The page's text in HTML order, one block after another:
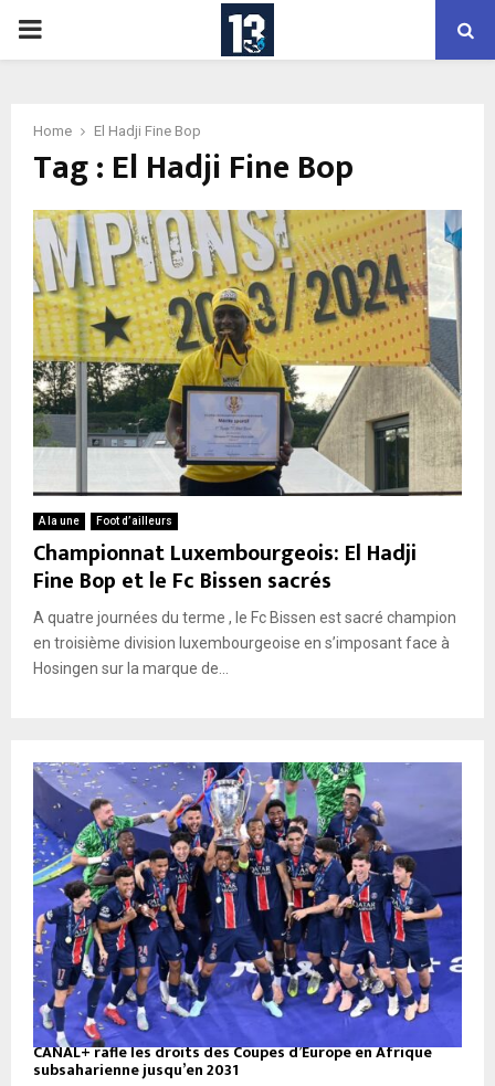
PRIMARY
Home El Hadji Fine Bop
Tag : El Hadji Fine Bop
A la une Foot d’ailleurs
Championnat Luxembourgeois: El Hadji
Fine Bop et le Fc Bissen sacrés
A quatre journées du terme , le Fc Bissen est sacré champion
en troisième division luxembourgeoise en s’imposant face à
Hosingen sur la marque de...
CANAL+ rafle les droits des Coupes d’Europe en Afrique
subsaharienne jusqu’en 2031